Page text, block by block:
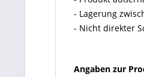
- Lagerung
- Nicht direkter
Angaben zur